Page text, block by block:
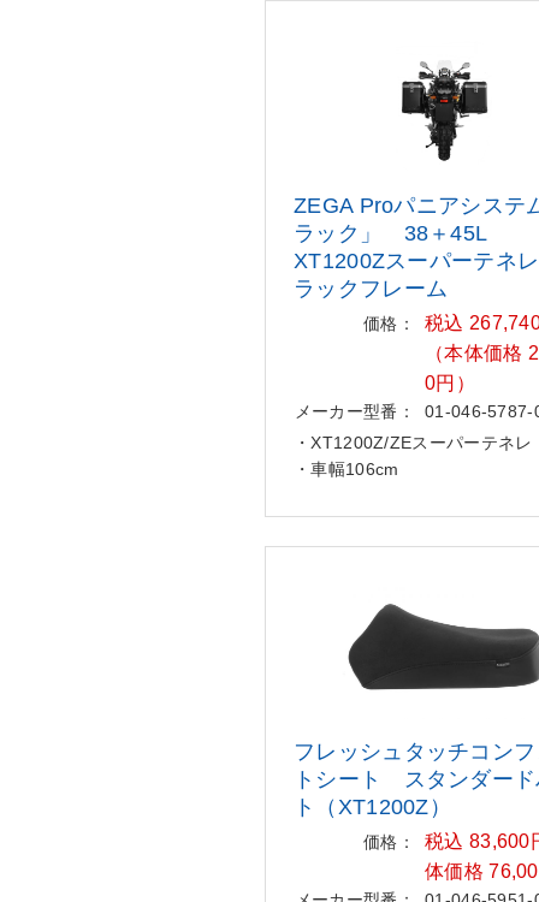
ZEGA Proパニアシステ
ラック 」 38＋45L
XT1200Zスーパーテネ
ラックフレーム
価格：
税込
（本体価格
0円）
メーカー型番：
01-046-5787-
・XT1200Z/ZEスーパーテネレ
・車幅106cm
フレッシュタッチコン
トシー ト スタンダード
ト（XT1200Z）
価格：
税込 83,600
体価格